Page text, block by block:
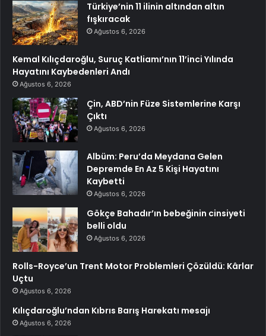
Türkiye’nin 11 ilinin altından altın
fışkıracak
Ağustos 6, 2026
Kemal Kılıçdaroğlu, Suruç Katliamı’nın 11’inci Yılında
Hayatını Kaybedenleri Andı
Ağustos 6, 2026
Çin, ABD’nin Füze Sistemlerine Karşı
Çıktı
Ağustos 6, 2026
Albüm: Peru’da Meydana Gelen
Depremde En Az 5 Kişi Hayatını
Kaybetti
Ağustos 6, 2026
Gökçe Bahadır’ın bebeğinin cinsiyeti
belli oldu
Ağustos 6, 2026
Rolls-Royce’un Trent Motor Problemleri Çözüldü: Kârlar
Uçtu
Ağustos 6, 2026
Kılıçdaroğlu’ndan Kıbrıs Barış Harekatı mesajı
Ağustos 6, 2026